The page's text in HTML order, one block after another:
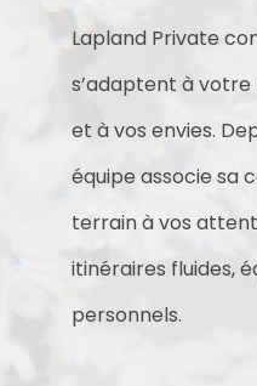
Lapland Private
s’adaptent à
et à vos envies.
équipe associe sa
terrain à vos
itinéraires fluides,
personnels.